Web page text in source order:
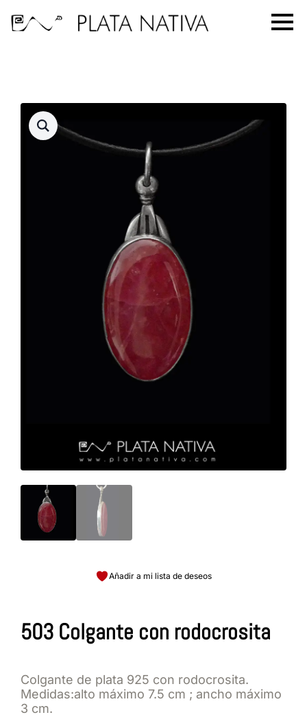
Añadir a mi lista de deseos
503 Colgante con rodocrosita
Colgante de plata 925 con rodocrosita.
Medidas:alto máximo 7.5 cm ; ancho máximo
3 cm.